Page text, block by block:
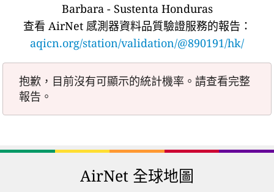
Barbara - Sustenta Honduras
查看 AirNet 感測器資料品質驗證服務的報告：
aqicn.org/station/validation/@890191/hk/
抱歉，目前沒有可顯示的統計機率。請查看完整
報告。
AirNet 全球地圖